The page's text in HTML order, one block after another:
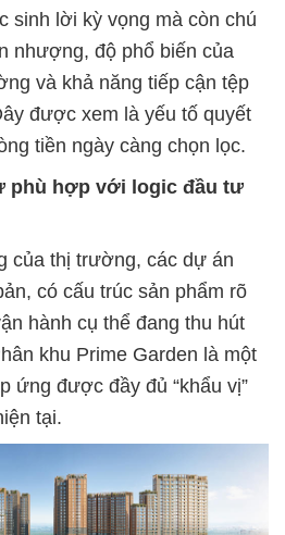
sinh lời kỳ vọng mà còn chú
nhượng, độ phổ biến của
và khả năng tiếp cận tệp
được xem là yếu tố quyết
tiền ngày càng chọn lọc.
phù hợp với logic đầu tư
của thị trường, các dự án
có cấu trúc sản phẩm rõ
hành cụ thể đang thu hút
khu Prime Garden là một
ứng được đầy đủ “khẩu vị”
tại.